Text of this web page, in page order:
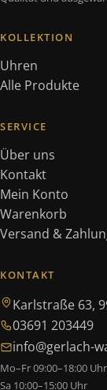
KOLLEKTION
Uhren
Alle Produkte
SERVICE
Über uns
Kontakt
Mein Konto
Warenkorb
Versand &
KONTAKT
Karlstraße 63,
03691 203449
info@gerlach-
Mo–Fr 09:00–18:00 Uhr
Sa 10:00–15:00 Uhr